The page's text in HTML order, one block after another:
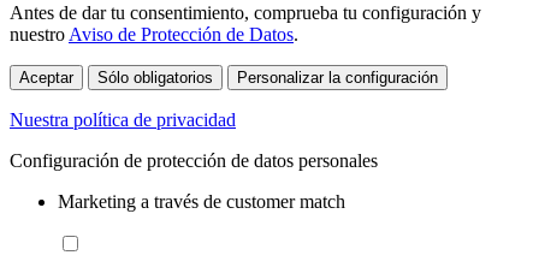
Antes de dar tu consentimiento, comprueba tu configuración y
nuestro Aviso de Protección de Datos.
Aceptar Sólo obligatorios Personalizar la configuración
Nuestra política de privacidad
Configuración de protección de datos personales
Marketing a través de customer match